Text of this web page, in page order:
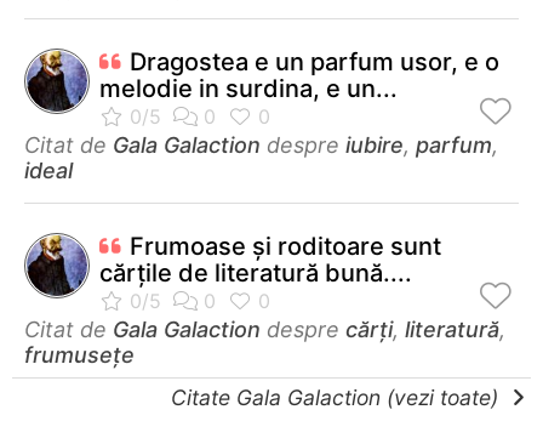
Dragostea e un parfum usor, e o
melodie in surdina, e un...
Citat de Gala Galaction despre iubire, parfum,
ideal
Frumoase şi roditoare sunt
cărţile de literatură bună....
Citat de Gala Galaction despre cărți, literatură,
frumusețe
Citate Gala Galaction (vezi toate)